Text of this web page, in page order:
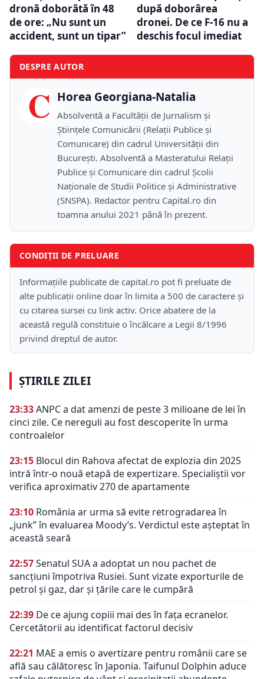
dronă doborâtă în 48
de ore: „Nu sunt un
accident, sunt un tipar”
după doborârea
dronei. De ce F-16 nu a
deschis focul imediat
DESPRE AUTOR
C Horea Georgiana-Natalia
Absolventă a Facultății de Jurnalism și
Științele Comunicării (Relații Publice și
Comunicare) din cadrul Universității din
București. Absolventă a Masteratului Relații
Publice și Comunicare din cadrul Școlii
Naţionale de Studii Politice și Administrative
(SNSPA). Redactor pentru Capital.ro din
toamna anului 2021 până în prezent.
CONDIȚII DE PRELUARE
Informațiile publicate de capital.ro pot fi preluate de
alte publicații online doar în limita a 500 de caractere și
cu citarea sursei cu link activ. Orice abatere de la
această regulă constituie o încălcare a Legii 8/1996
privind dreptul de autor.
ȘTIRILE ZILEI
23:33ANPC a dat amenzi de peste 3 milioane de lei în
cinci zile. Ce nereguli au fost descoperite în urma
controalelor
23:15 Blocul din Rahova afectat de explozia din 2025
intră într-o nouă etapă de expertizare. Specialiștii vor
verifica aproximativ 270 de apartamente
23:10 România ar urma să evite retrogradarea în
„junk” în evaluarea Moody’s. Verdictul este așteptat în
această seară
22:57Senatul SUA a adoptat un nou pachet de
sancțiuni împotriva Rusiei. Sunt vizate exporturile de
petrol și gaz, dar și țările care le cumpără
22:39 De ce ajung copiii mai des în fața ecranelor.
Cercetătorii au identificat factorul decisiv
22:21 MAE a emis o avertizare pentru românii care se
află sau călătoresc în Japonia. Taifunul Dolphin aduce